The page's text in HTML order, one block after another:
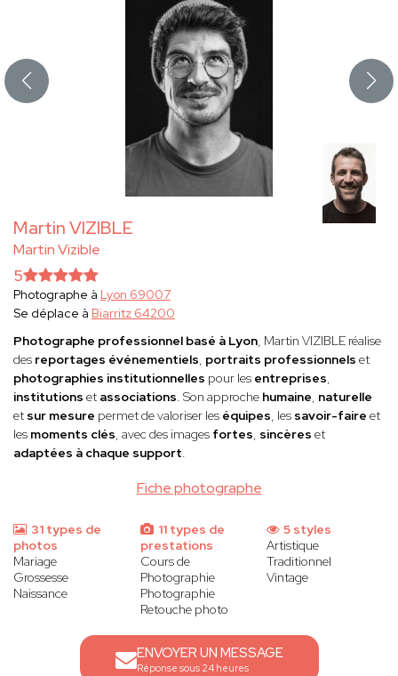
Martin VIZIBLE
Martin Vizible
Fiche photographe
5
Photographe à Lyon 69007
Se déplace à Biarritz 64200
Photographe professionnel basé à Lyon, Martin VIZIBLE réalise
des reportages événementiels, portraits professionnels et
photographies institutionnelles pour les entreprises,
institutions et associations. Son approche humaine, naturelle
et sur mesure permet de valoriser les équipes, les savoir-faire et
les moments clés, avec des images fortes, sincères et
adaptées à chaque support.
31 types de
photos
Mariage
Grossesse
Naissance
11 types de
prestations
Cours de
Photographie
Photographie
Retouche photo
5 styles
Artistique
Traditionnel
Vintage
ENVOYER UN MESSAGE
Réponse sous 24 heures